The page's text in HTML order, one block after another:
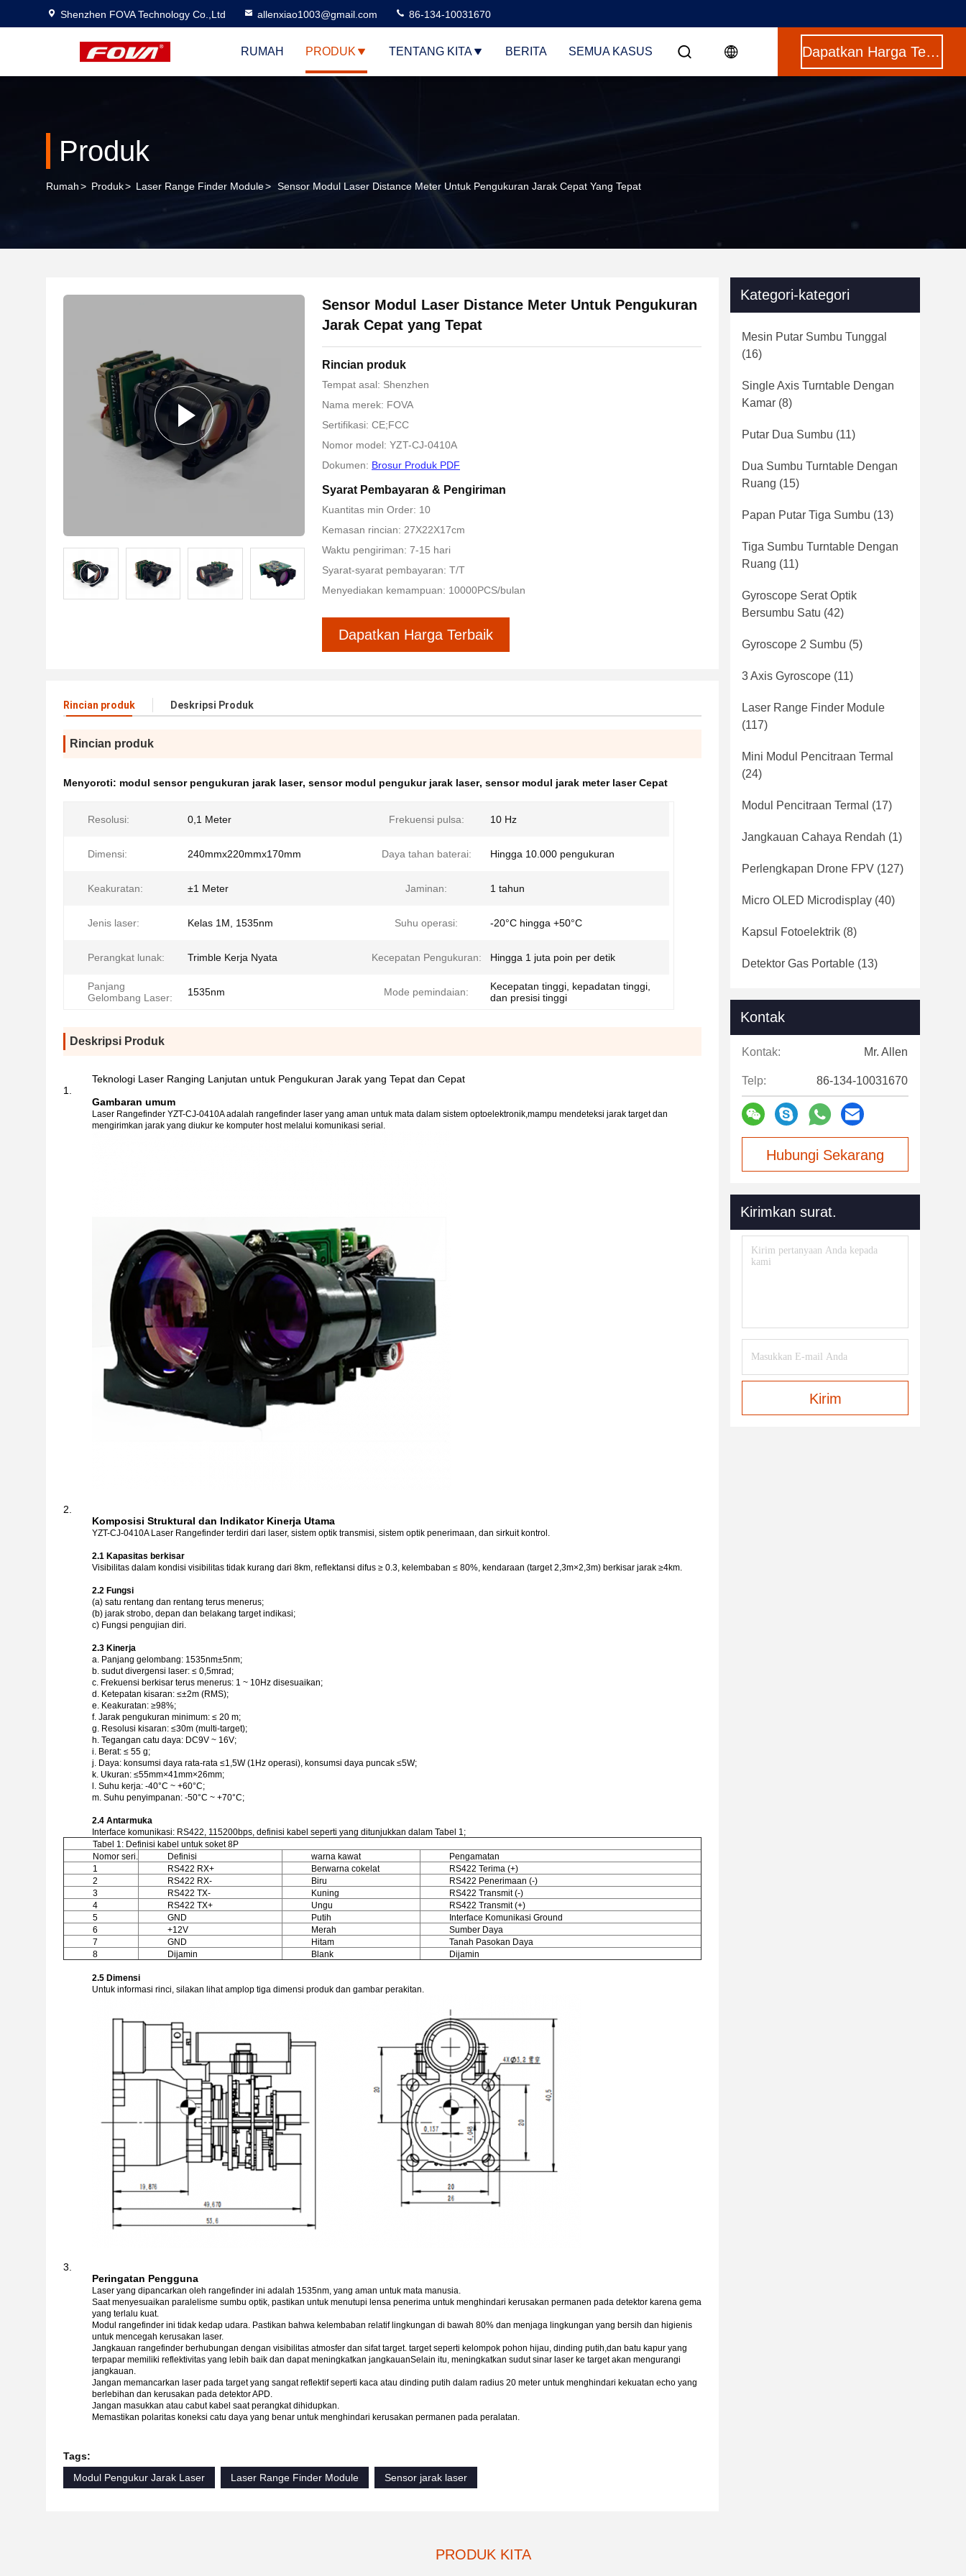
Shenzhen FOVA Technology Co.,Ltd allenxiao1003@gmail.com 86-134-10031670
RUMAH PRODUK TENTANG KITA BERITA SEMUA KASUS Dapatkan Harga Terbaik
Produk
Rumah> Produk> Laser Range Finder Module> Sensor Modul Laser Distance Meter Untuk Pengukuran Jarak Cepat Yang Tepat
Sensor Modul Laser Distance Meter Untuk Pengukuran
Jarak Cepat yang Tepat
Rincian produk
Tempat asal: Shenzhen
Nama merek: FOVA
Sertifikasi: CE;FCC
Nomor model: YZT-CJ-0410A
Dokumen: Brosur Produk PDF
Syarat Pembayaran & Pengiriman
Kuantitas min Order: 10
Kemasan rincian: 27X22X17cm
Waktu pengiriman: 7-15 hari
Syarat-syarat pembayaran: T/T
Menyediakan kemampuan: 10000PCS/bulan
Dapatkan Harga Terbaik
Rincian produk Deskripsi Produk
Rincian produk
Menyoroti: modul sensor pengukuran jarak laser, sensor modul pengukur jarak laser, sensor modul jarak meter laser Cepat
Resolusi: 0,1 Meter Frekuensi pulsa: 10 Hz
Dimensi: 240mmx220mmx170mm Daya tahan baterai: Hingga 10.000 pengukuran
Keakuratan: ±1 Meter Jaminan: 1 tahun
Jenis laser: Kelas 1M, 1535nm Suhu operasi: -20°C hingga +50°C
Perangkat lunak: Trimble Kerja Nyata Kecepatan Pengukuran: Hingga 1 juta poin per detik
Panjang
Gelombang Laser:
1535nm Mode pemindaian:
Kecepatan tinggi, kepadatan tinggi,
dan presisi tinggi
Deskripsi Produk
Teknologi Laser Ranging Lanjutan untuk Pengukuran Jarak yang Tepat dan Cepat
Gambaran umum
Laser Rangefinder YZT-CJ-0410A adalah rangefinder laser yang aman untuk mata dalam sistem optoelektronik,mampu mendeteksi jarak target dan
mengirimkan jarak yang diukur ke komputer host melalui komunikasi serial.
Komposisi Struktural dan Indikator Kinerja Utama
YZT-CJ-0410A Laser Rangefinder terdiri dari laser, sistem optik transmisi, sistem optik penerimaan, dan sirkuit kontrol.
2.1 Kapasitas berkisar
Visibilitas dalam kondisi visibilitas tidak kurang dari 8km, reflektansi difus ≥ 0.3, kelembaban ≤ 80%, kendaraan (target 2,3m×2,3m) berkisar jarak ≥4km.
2.2 Fungsi
(a) satu rentang dan rentang terus menerus;
(b) jarak strobo, depan dan belakang target indikasi;
c) Fungsi pengujian diri.
2.3 Kinerja
a. Panjang gelombang: 1535nm±5nm;
b. sudut divergensi laser: ≤ 0,5mrad;
c. Frekuensi berkisar terus menerus: 1 ~ 10Hz disesuaikan;
d. Ketepatan kisaran: ≤±2m (RMS);
e. Keakuratan: ≥98%;
f. Jarak pengukuran minimum: ≤ 20 m;
g. Resolusi kisaran: ≤30m (multi-target);
h. Tegangan catu daya: DC9V ~ 16V;
i. Berat: ≤ 55 g;
j. Daya: konsumsi daya rata-rata ≤1,5W (1Hz operasi), konsumsi daya puncak ≤5W;
k. Ukuran: ≤55mm×41mm×26mm;
l. Suhu kerja: -40°C ~ +60°C;
m. Suhu penyimpanan: -50°C ~ +70°C;
2.4 Antarmuka
Interface komunikasi: RS422, 115200bps, definisi kabel seperti yang ditunjukkan dalam Tabel 1;
Tabel 1: Definisi kabel untuk soket 8P
Nomor seri.
Definisi warna kawat
Pengamatan
1
RS422 RX+ Berwarna cokelat
RS422 Terima (+)
2
RS422 RX- Biru
RS422 Penerimaan (-)
3
RS422 TX- Kuning
RS422 Transmit (-)
4
RS422 TX+ Ungu
RS422 Transmit (+)
5
GND Putih
Interface Komunikasi Ground
6
+12V Merah
Sumber Daya
7
GND Hitam
Tanah Pasokan Daya
8
Dijamin Blank Dijamin
2.5 Dimensi
Untuk informasi rinci, silakan lihat amplop tiga dimensi produk dan gambar perakitan.
Peringatan Pengguna
Laser yang dipancarkan oleh rangefinder ini adalah 1535nm, yang aman untuk mata manusia.
Saat menyesuaikan paralelisme sumbu optik, pastikan untuk menutupi lensa penerima untuk menghindari kerusakan permanen pada detektor karena gema
yang terlalu kuat.
Modul rangefinder ini tidak kedap udara. Pastikan bahwa kelembaban relatif lingkungan di bawah 80% dan menjaga lingkungan yang bersih dan higienis
untuk mencegah kerusakan laser.
Jangkauan rangefinder berhubungan dengan visibilitas atmosfer dan sifat target. target seperti kelompok pohon hijau, dinding putih,dan batu kapur yang
terpapar memiliki reflektivitas yang lebih baik dan dapat meningkatkan jangkauanSelain itu, meningkatkan sudut sinar laser ke target akan mengurangi
jangkauan.
Jangan memancarkan laser pada target yang sangat reflektif seperti kaca atau dinding putih dalam radius 20 meter untuk menghindari kekuatan echo yang
berlebihan dan kerusakan pada detektor APD.
Jangan masukkan atau cabut kabel saat perangkat dihidupkan.
Memastikan polaritas koneksi catu daya yang benar untuk menghindari kerusakan permanen pada peralatan.
Tags:
Modul Pengukur Jarak Laser
Laser Range Finder Module Sensor jarak laser
Kategori-kategori
Mesin Putar Sumbu Tunggal
(16)
Single Axis Turntable Dengan
Kamar (8)
Putar Dua Sumbu (11)
Dua Sumbu Turntable Dengan
Ruang (15)
Papan Putar Tiga Sumbu (13)
Tiga Sumbu Turntable Dengan
Ruang (11)
Gyroscope Serat Optik
Bersumbu Satu (42)
Gyroscope 2 Sumbu (5)
3 Axis Gyroscope (11)
Laser Range Finder Module
(117)
Mini Modul Pencitraan Termal
(24)
Modul Pencitraan Termal (17)
Jangkauan Cahaya Rendah (1)
Perlengkapan Drone FPV (127)
Micro OLED Microdisplay (40)
Kapsul Fotoelektrik (8)
Detektor Gas Portable (13)
Kontak
Kontak: Mr. Allen
Telp: 86-134-10031670
Hubungi Sekarang
Kirimkan surat.
Kirim
PRODUK KITA